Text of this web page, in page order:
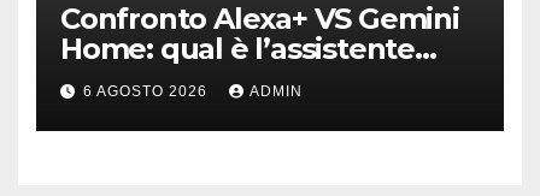
Confronto Alexa+ VS Gemini
Home: qual è l’assistente
migliore | Video
6 AGOSTO 2026 ADMIN